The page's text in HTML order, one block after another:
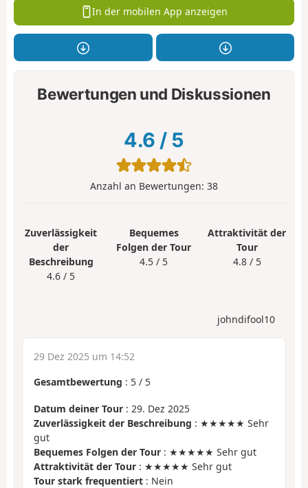
In der mobilen App anzeigen
Bewertungen und Diskussionen
4.6 / 5
Anzahl an Bewertungen: 38
Zuverlässigkeit
der
Beschreibung
4.6 / 5
Bequemes
Folgen der Tour
4.5 / 5
Attraktivität der
Tour
4.8 / 5
johndifool10
29 Dez 2025 um 14:52
Gesamtbewertung : 5 / 5
Datum deiner Tour : 29. Dez 2025
Zuverlässigkeit der Beschreibung : ★★★★★ Sehr
gut
Bequemes Folgen der Tour : ★★★★★ Sehr gut
Attraktivität der Tour : ★★★★★ Sehr gut
Tour stark frequentiert : Nein